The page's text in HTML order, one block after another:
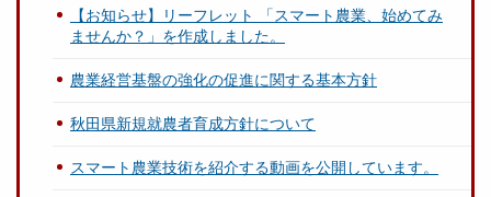
【お知らせ】リーフレット 「スマート農業、始めてみ
ませんか？」を作成しました。
農業経営基盤の強化の促進に関する基本方針
秋田県新規就農者育成方針について
スマート農業技術を紹介する動画を公開しています。